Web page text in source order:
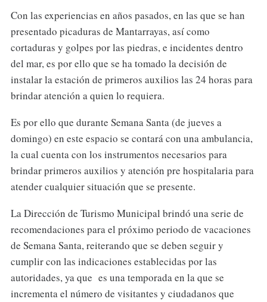
Con las experiencias en años pasados, en las que se han
presentado picaduras de Mantarrayas, así como
cortaduras y golpes por las piedras, e incidentes dentro
del mar, es por ello que se ha tomado la decisión de
instalar la estación de primeros auxilios las 24 horas para
brindar atención a quien lo requiera.
Es por ello que durante Semana Santa (de jueves a
domingo) en este espacio se contará con una ambulancia,
la cual cuenta con los instrumentos necesarios para
brindar primeros auxilios y atención pre hospitalaria para
atender cualquier situación que se presente.
La Dirección de Turismo Municipal brindó una serie de
recomendaciones para el próximo periodo de vacaciones
de Semana Santa, reiterando que se deben seguir y
cumplir con las indicaciones establecidas por las
autoridades, ya que es una temporada en la que se
incrementa el número de visitantes y ciudadanos que